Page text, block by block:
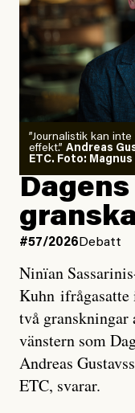
”Journalistik kan
effekt.” Andreas
ETC. Foto:
Dagens
#57/2026 Debatt
Ninïan
Kuhn
två granskningar
vänstern som
Andreas
ETC, svarar.